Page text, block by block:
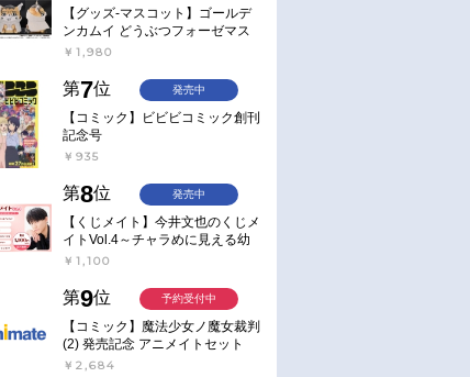
【グッズ-マスコット】ゴールデ
ンカムイ どうぶつフォーゼマス
コット 4.尾形百之助【再販】
￥1,980
第7位
【コミック】ビビビコミック創刊
記念号
￥935
発売中
第8位
【くじメイト】今井文也のくじメ
イトVol.4～チャラめに見える幼
馴染、実は一途で独占欲が強いん
￥1,100
発売中
第9位
【コミック】魔法少女ノ魔女裁判
(2) 発売記念 アニメイトセット
【アクリルスタンド2種セット購
￥2,684
予約受付中